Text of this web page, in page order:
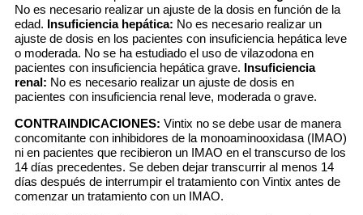
No es necesario realizar un ajuste de la dosis en función de la
edad. Insuficiencia hepática: No es necesario realizar un
ajuste de dosis en los pacientes con insuficiencia hepática leve
o moderada. No se ha estudiado el uso de vilazodona en
pacientes con insuficiencia hepática grave. Insuficiencia
renal: No es necesario realizar un ajuste de dosis en
pacientes con insuficiencia renal leve, moderada o grave.
CONTRAINDICACIONES: Vintix no se debe usar de manera
concomitante con inhibidores de la monoaminooxidasa (IMAO)
ni en pacientes que recibieron un IMAO en el transcurso de los
14 días precedentes. Se deben dejar transcurrir al menos 14
días después de interrumpir el tratamiento con Vintix antes de
comenzar un tratamiento con un IMAO.